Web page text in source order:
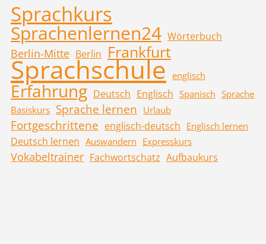
Sprachkurs
Sprachenlernen24 Wörterbuch
Berlin-Mitte Berlin Frankfurt
Sprachschule englisch
Erfahrung Deutsch Englisch Spanisch Sprache
Basiskurs Sprache lernen Urlaub
Fortgeschrittene englisch-deutsch Englisch lernen
Deutsch lernen Auswandern Expresskurs
Vokabeltrainer Fachwortschatz Aufbaukurs